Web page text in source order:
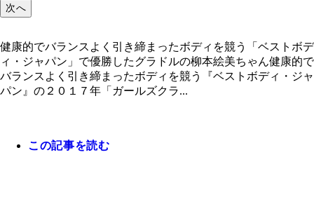
次へ
健康的でバランスよく引き締まったボディを競う「ベストボデ
ィ・ジャパン」で優勝したグラドルの柳本絵美ちゃん健康的で
バランスよく引き締まったボディを競う『ベストボディ・ジャ
パン』の２０１７年「ガールズクラ...
この記事を読む